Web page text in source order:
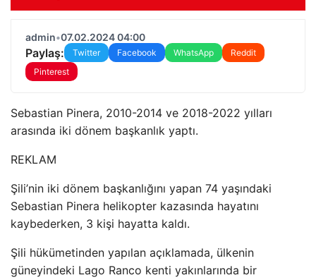
admin•07.02.2024 04:00
Paylaş: Twitter Facebook WhatsApp
Reddit
Pinterest
Sebastian Pinera, 2010-2014 ve 2018-2022 yılları
arasında iki dönem başkanlık yaptı.
REKLAM
Şili’nin iki dönem başkanlığını yapan 74 yaşındaki
Sebastian Pinera helikopter kazasında hayatını
kaybederken, 3 kişi hayatta kaldı.
Şili hükümetinden yapılan açıklamada, ülkenin
güneyindeki Lago Ranco kenti yakınlarında bir